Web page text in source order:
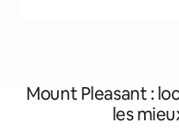
Mount Pleasant :
les